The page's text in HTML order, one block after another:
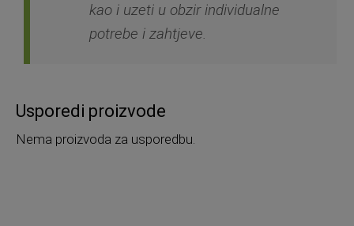
kao i uzeti u obzir individualne
potrebe i zahtjeve.
Usporedi proizvode
Nema proizvoda za usporedbu.